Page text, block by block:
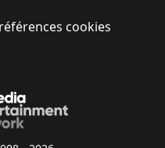
cookies